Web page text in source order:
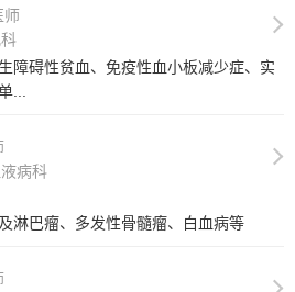
师
障碍性贫血、免疫性血小板减少症、实
...
病科
淋巴瘤、多发性骨髓瘤、白血病等